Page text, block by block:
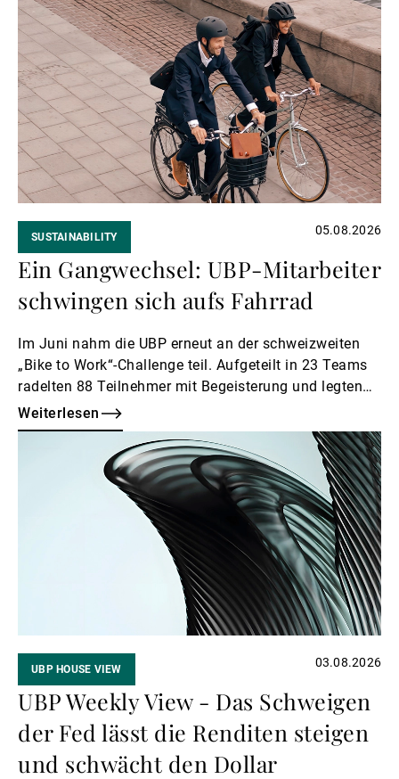
Weiterlesen
SUSTAINABILITY 05.08.2026
Ein Gangwechsel: UBP-Mitarbeiter
schwingen sich aufs Fahrrad
Im Juni nahm die UBP erneut an der schweizweiten
„Bike to Work“-Challenge teil. Aufgeteilt in 23 Teams
radelten 88 Teilnehmer mit Begeisterung und legten
gemeinsam 18.500 Kilometer zurück.
Weiterlesen
UBP HOUSE VIEW 03.08.2026
UBP Weekly View - Das Schweigen
der Fed lässt die Renditen steigen
und schwächt den Dollar